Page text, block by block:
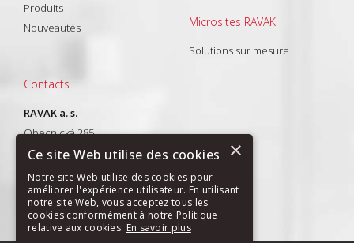
Produits
Nouveautés
Microsites RAVAK
Solutions sur mesure
Contacts
RAVAK a. s.
Obecnická 285
261 01 Příbram I
T: +420 318 427 288
E-mail:export@ravak.com
×
Ce site Web utilise des cookies
Notre site Web utilise des cookies pour
améliorer l'expérience utilisateur. En utilisant
notre site Web, vous acceptez tous les
cookies conformément à notre Politique
relative aux cookies. En savoir plus